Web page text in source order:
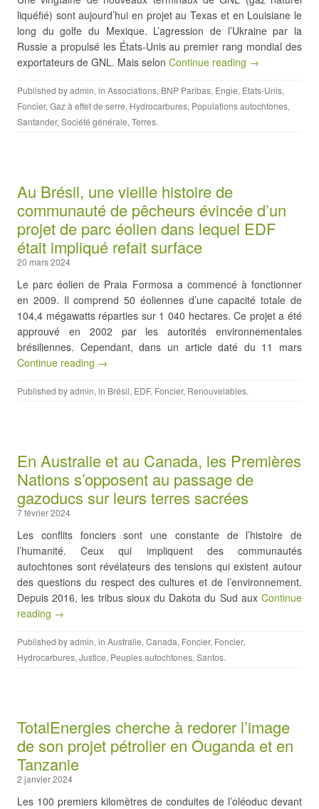
liquéfié) sont aujourd’hui en projet au Texas et en Louisiane le
long du golfe du Mexique. L’agression de l’Ukraine par la
Russie a propulsé les États-Unis au premier rang mondial des
exportateurs de GNL. Mais selon Continue reading →
Published byadmin, in Associations, BNP Paribas, Engie, Etats-Unis,
Foncier, Gaz à effet de serre, Hydrocarbures, Populations autochtones,
Santander, Société générale, Terres.
Au Brésil, une vieille histoire de
communauté de pêcheurs évincée d’un
projet de parc éolien dans lequel EDF
était impliqué refait surface
20 mars 2024
Le parc éolien de Praia Formosa a commencé à fonctionner
en 2009. Il comprend 50 éoliennes d’une capacité totale de
104,4 mégawatts réparties sur 1 040 hectares. Ce projet a été
approuvé en 2002 par les autorités environnementales
brésiliennes. Cependant, dans un article daté du 11 mars
Continue reading →
Published byadmin, in Brésil, EDF, Foncier, Renouvelables.
En Australie et au Canada, les Premières
Nations s’opposent au passage de
gazoducs sur leurs terres sacrées
7 février 2024
Les conflits fonciers sont une constante de l’histoire de
l’humanité. Ceux qui impliquent des communautés
autochtones sont révélateurs des tensions qui existent autour
des questions du respect des cultures et de l’environnement.
Depuis 2016, les tribus sioux du Dakota du Sud aux Continue
reading →
Published byadmin, in Australie, Canada, Foncier, Foncier,
Hydrocarbures, Justice, Peuples autochtones, Santos.
TotalEnergies cherche à redorer l’image
de son projet pétrolier en Ouganda et en
Tanzanie
2 janvier 2024
Les 100 premiers kilomètres de conduites de l’oléoduc devant